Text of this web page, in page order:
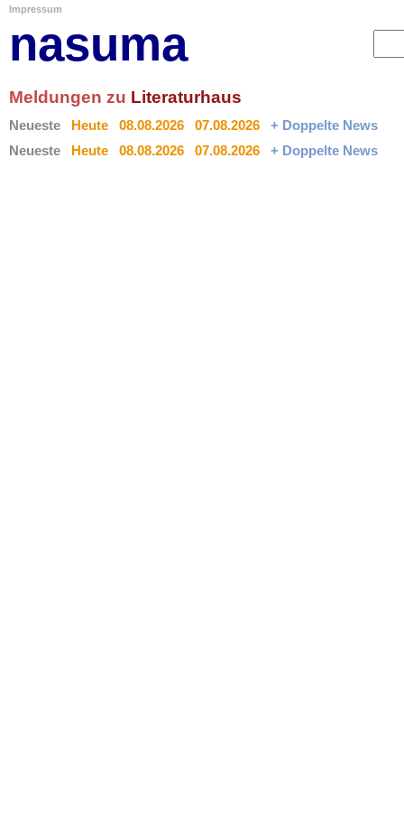
Impressum
nasuma
Meldungen zu Literaturhaus
Neueste Heute 08.08.2026 07.08.2026
+ Doppelte News
Neueste
Heute 08.08.2026 07.08.2026 + Doppelte News